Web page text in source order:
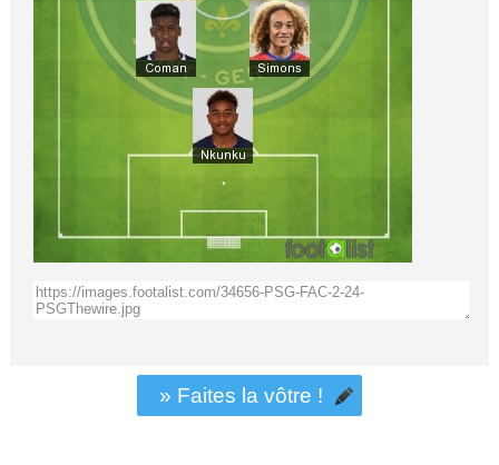
» Faites la vôtre !